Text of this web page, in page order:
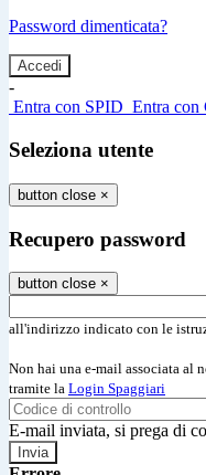
Password dimenticata?
-
Entra con SPID Entra con
Seleziona utente
button close ×
Recupero password
button close ×
all'indirizzo indicato con le
Non hai una e-mail associata al
tramite la Login Spaggiari
E-mail inviata, si prega di